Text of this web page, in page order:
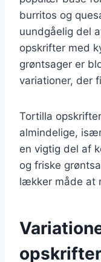
burritos og
uundgåelig del
opskrifter med
grøntsager er
variationer, der
Tortilla
almindelige,
en vigtig del af
og friske
lækker måde at